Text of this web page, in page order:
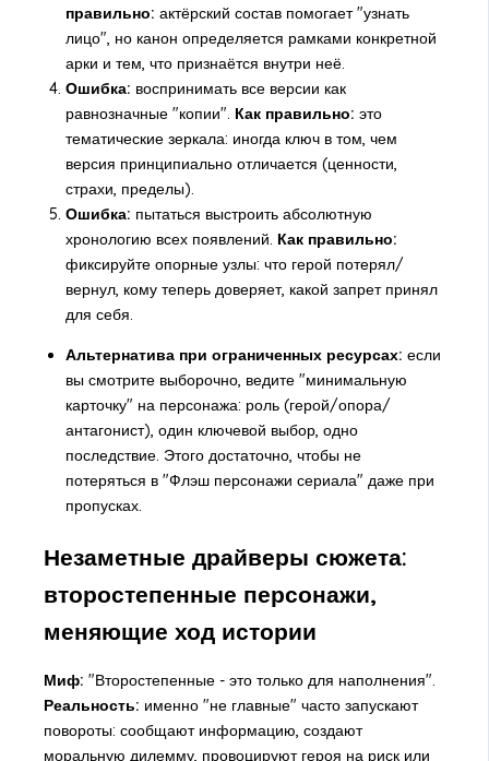
правильно: актёрский состав помогает "узнать
лицо", но канон определяется рамками конкретной
арки и тем, что признаётся внутри неё.
Ошибка: воспринимать все версии как
равнозначные "копии". Как правильно: это
тематические зеркала: иногда ключ в том, чем
версия принципиально отличается (ценности,
страхи, пределы).
Ошибка: пытаться выстроить абсолютную
хронологию всех появлений. Как правильно:
фиксируйте опорные узлы: что герой потерял/
вернул, кому теперь доверяет, какой запрет принял
для себя.
Альтернатива при ограниченных ресурсах: если
вы смотрите выборочно, ведите "минимальную
карточку" на персонажа: роль (герой/опора/
антагонист), один ключевой выбор, одно
последствие. Этого достаточно, чтобы не
потеряться в "Флэш персонажи сериала" даже при
пропусках.
Незаметные драйверы сюжета:
второстепенные персонажи,
меняющие ход истории
Миф: "Второстепенные - это только для наполнения".
Реальность: именно "не главные" часто запускают
повороты: сообщают информацию, создают
моральную дилемму, провоцируют героя на риск или